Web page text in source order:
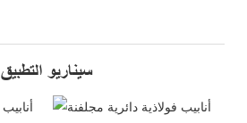
سيناريو التطبيق